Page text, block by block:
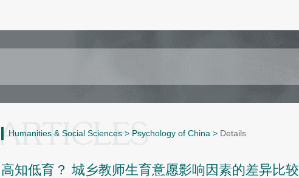
Humanities & Social Sciences > Psychology of China > Details
高知低育？ 城乡教师生育意愿影响因素的差异比较